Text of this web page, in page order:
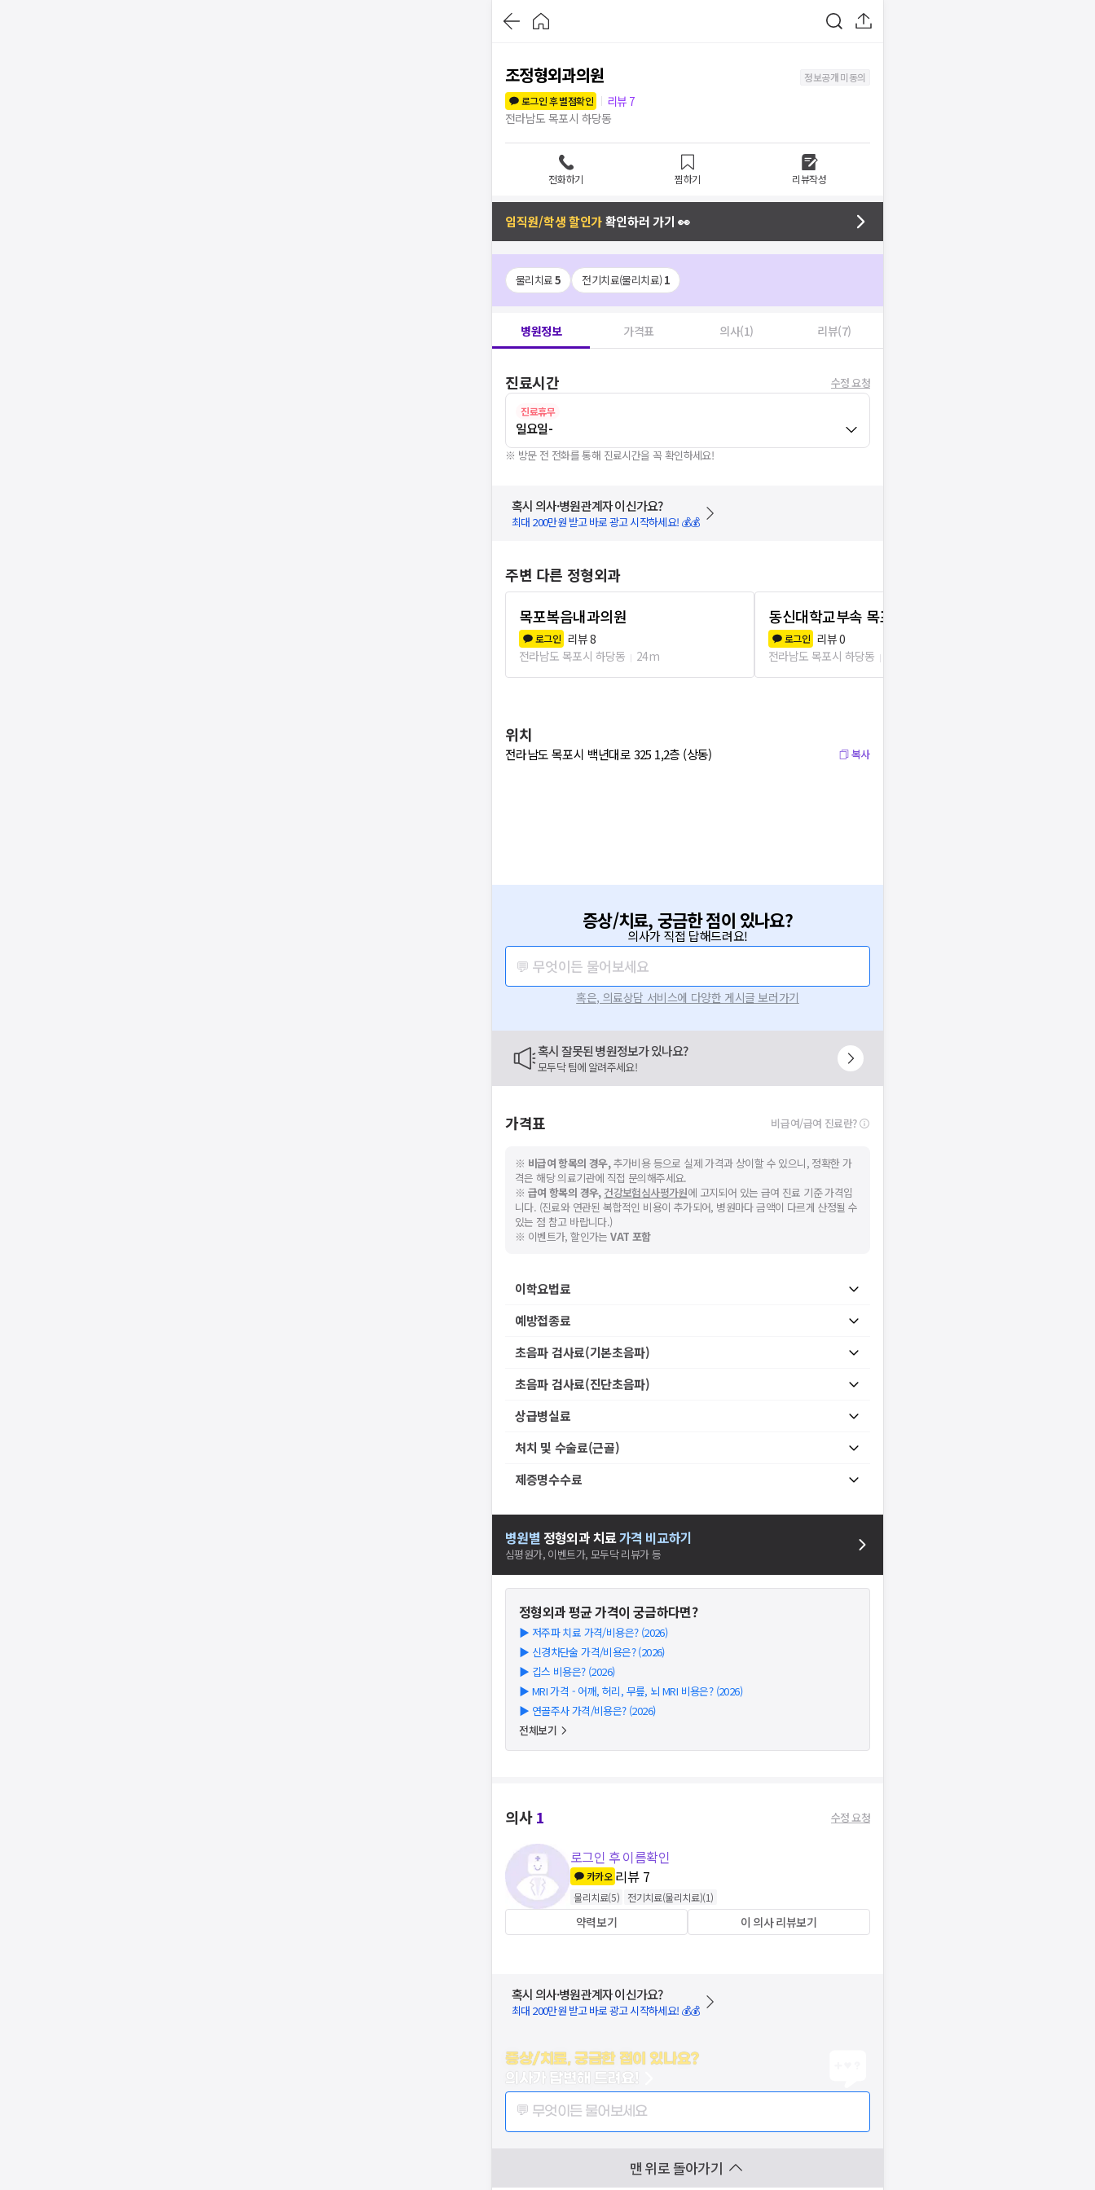
조정형외과의원
정보공개 미동의
로그인 후 별점확인
리뷰 7
전라남도 목포시 하당동
전화하기 찜하기 리뷰작성
임직원/학생 할인가확인하러 가기 👀
물리치료5 전기치료(물리치료)1
병원정보 가격표 의사(1) 리뷰(7)
진료시간 수정 요청
진료휴무
일요일-
※ 방문 전 전화를 통해 진료시간을 꼭 확인하세요!
혹시 의사·병원관계자 이신가요?
최대 200만원 받고 바로 광고 시작하세요! 💰💰
주변 다른 정형외과
목포복음내과의원
로그인 리뷰8
전라남도 목포시 하당동
24m
동신대학교부속 목포한방병원
로그인 리뷰0
전라남도 목포시 하당동
위치
전라남도 목포시 백년대로 325 1,2층 (상동) 복사
증상/치료, 궁금한 점이 있나요?
의사가 직접 답해드려요!
💬 무엇이든 물어보세요
혹은, 의료상담 서비스에 다양한 게시글 보러가기
혹시 잘못된 병원정보가 있나요?
모두닥 팀에 알려주세요!
가격표 비급여/급여 진료란?
※ 비급여 항목의 경우,추가비용 등으로 실제 가격과 상이할 수 있으니, 정확한 가
격은 해당 의료기관에 직접 문의해주세요.
※ 급여 항목의 경우, 건강보험심사평가원에 고지되어 있는 급여 진료 기준 가격입
니다. (진료와 연관된 복합적인 비용이 추가되어, 병원마다 금액이 다르게 산정될 수
있는 점 참고 바랍니다.)
※ 이벤트가, 할인가는VAT 포함
이학요법료
예방접종료
초음파 검사료(기본초음파)
초음파 검사료(진단초음파)
상급병실료
처치 및 수술료(근골)
제증명수수료
병원별 정형외과치료가격 비교하기
심평원가, 이벤트가, 모두닥 리뷰가 등
정형외과평균 가격이 궁금하다면?
▶ 저주파 치료 가격/비용은? (2026)
▶ 신경차단술 가격/비용은? (2026)
▶ 깁스 비용은? (2026)
▶ MRI 가격 - 어깨, 허리, 무릎, 뇌 MRI 비용은? (2026)
▶ 연골주사 가격/비용은? (2026)
전체보기
의사1 수정 요청
로그인 후 이름확인
카카오 리뷰 7
물리치료(5) 전기치료(물리치료)(1)
약력보기 이 의사 리뷰보기
혹시 의사·병원관계자 이신가요?
최대 200만원 받고 바로 광고 시작하세요! 💰💰
증상/치료, 궁금한 점이 있나요?
의사가 답변해 드려요!
💬 무엇이든 물어보세요
맨 위로 돌아가기